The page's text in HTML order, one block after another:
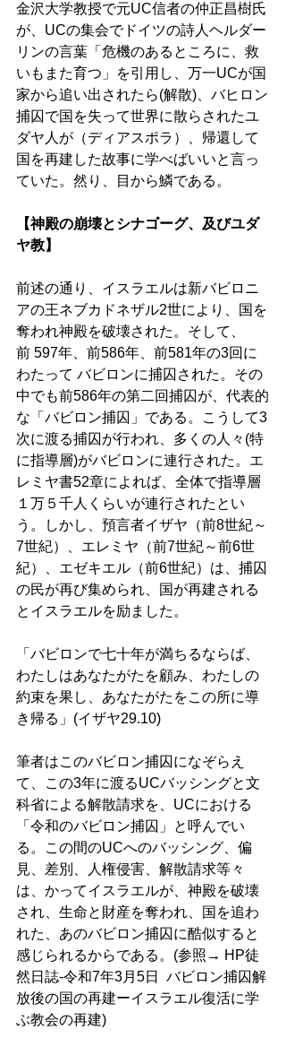
金沢大学教授で元UC信者の仲正昌樹氏
が、UCの集会でドイツの詩人ヘルダー
リンの言葉「危機のあるところに、救
いもまた育つ」を引用し、万一UCが国
家から追い出されたら(解散)、バヒロン
捕囚で国を失って世界に散らされたユ
ダヤ人が（ディアスポラ）、帰還して
国を再建した故事に学べばいいと言っ
ていた。然り、目から鱗である。
【神殿の崩壊とシナゴーグ、及びユダ
ヤ教】
前述の通り、イスラエルは新バビロニ
アの王ネブカドネザル2世により、国を
奪われ神殿を破壊された。そして、
前 597年、前586年、前581年の3回に
わたって バビロンに捕囚された。その
中でも前586年の第二回捕囚が、代表的
な「バビロン捕囚」である。こうして3
次に渡る捕囚が行われ、多くの人々(特
に指導層)がバビロンに連行された。エ
レミヤ書52章によれば、全体で指導層
１万５千人くらいが連行されたとい
う。しかし、預言者イザヤ（前8世紀～
7世紀）、エレミヤ（前7世紀～前6世
紀）、エゼキエル（前6世紀）は、捕囚
の民が再び集められ、国が再建される
とイスラエルを励ました。
「バビロンで七十年が満ちるならば、
わたしはあなたがたを顧み、わたしの
約束を果し、あなたがたをこの所に導
き帰る」(イザヤ29.10)
筆者はこのバビロン捕囚になぞらえ
て、この3年に渡るUCバッシングと文
科省による解散請求を、UCにおける
「令和のバビロン捕囚」と呼んでい
る。この間のUCへのバッシング、偏
見、差別、人権侵害、解散請求等々
は、かってイスラエルが、神殿を破壊
され、生命と財産を奪われ、国を追わ
れた、あのバビロン捕囚に酷似すると
感じられるからである。(参照→ HP徒
然日誌-令和7年3月5日  バビロン捕囚解
放後の国の再建ーイスラエル復活に学
ぶ教会の再建)